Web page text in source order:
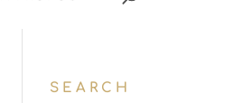
SEARCH